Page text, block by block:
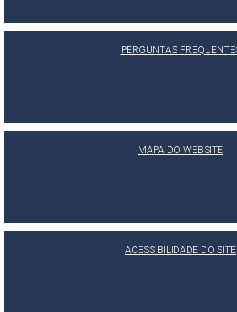
PERGUNTAS
MAPA DO WEBSITE
ACESSIBILIDADE DO SITE